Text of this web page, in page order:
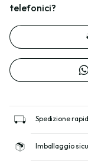
telefonici?
Spedizione
Imballaggio